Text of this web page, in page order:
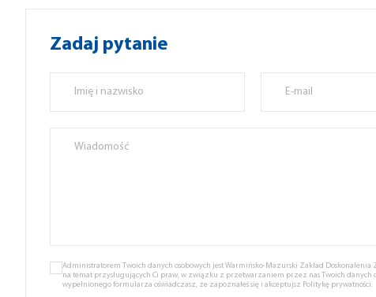
Zadaj pytanie
Administratorem Twoich danych osobowych jest Warmińsko-Mazurski Zakład
na temat przysługujących Ci praw, w związku z przetwarzaniem przez nas Twoich danych
wypełnionego formularza oświadczasz, że zapoznałeś się i akceptujsz Politykę prywatności.